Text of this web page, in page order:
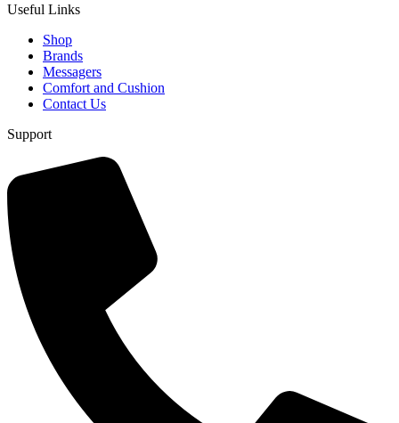
Useful Links
Shop
Brands
Messagers
Comfort and Cushion
Contact Us
Support